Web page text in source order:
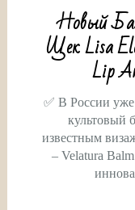
Новый
Щек Lisa
Lip
✅ В России
культовый
известным
– Velatura